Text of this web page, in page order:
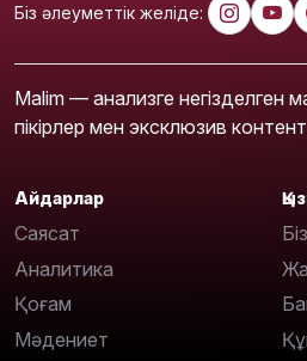
Біз әлеуметтік желіде:
Malim — анализге негізделген
пікірлер мен эксклюзив
Айдарлар
Саясат
Аналитика
Қоғам
Мәдениет